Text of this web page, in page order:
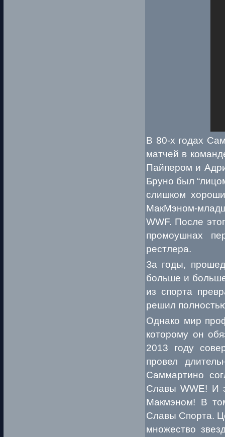
В 80-х годах
матчей в
Пайпером и
Бруно был
слишком
МакМэном-
WWF. После
промоушнах
рестлера.
За годы,
больше и
из спорта
решил
Однако мир
которому он
2013 году
провел
Саммартино
Славы WWE! И
Макмэном! В
Славы Спорта.
множество